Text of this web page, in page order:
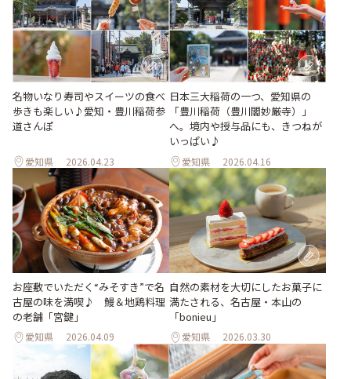
名物いなり寿司やスイーツの食べ
歩きも楽しい♪愛知・豊川稲荷参
道さんぽ
愛知県 2026.04.23
日本三大稲荷の一つ、愛知県の
「豊川稲荷（豊川閣妙厳寺）」
へ。境内や授与品にも、きつねが
いっぱい♪
愛知県 2026.04.16
お座敷でいただく“みそすき”で名
古屋の味を満喫♪ 鰻＆地鶏料理
の老舗「宮鍵」
愛知県 2026.04.09
自然の素材を大切にしたお菓子に
満たされる、名古屋・本山の
「bonieu」
愛知県 2026.03.30